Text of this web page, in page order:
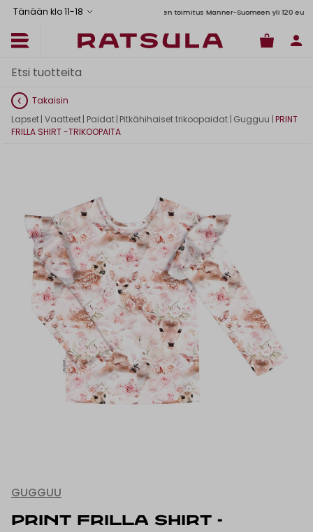
Tänään klo 11-18
Toimituskulut alk. 6,90€Ilmainen toimitus Manner-Suomeen yli 120 euron
Takaisin
Lapset| Vaatteet| Paidat | Pitkähihaiset trikoopaidat | Gugguu |PRINT
FRILLA SHIRT -TRIKOOPAITA
GUGGUU
PRINT FRILLA SHIRT -